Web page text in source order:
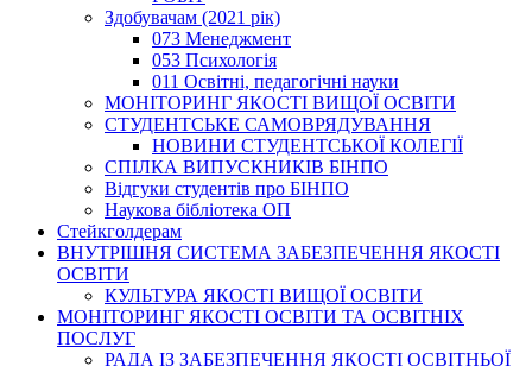
Здобувачам (2021 рік)
073 Менеджмент
053 Психологія
011 Освітні, педагогічні науки
МОНІТОРИНГ ЯКОСТІ ВИЩОЇ ОСВІТИ
СТУДЕНТСЬКЕ САМОВРЯДУВАННЯ
НОВИНИ СТУДЕНТСЬКОЇ КОЛЕГІЇ
СПІЛКА ВИПУСКНИКІВ БІНПО
Відгуки студентів про БІНПО
Наукова бібліотека ОП
Стейкголдерам
ВНУТРІШНЯ СИСТЕМА ЗАБЕЗПЕЧЕННЯ ЯКОСТІ
ОСВІТИ
КУЛЬТУРА ЯКОСТІ ВИЩОЇ ОСВІТИ
МОНІТОРИНГ ЯКОСТІ ОСВІТИ ТА ОСВІТНІХ
ПОСЛУГ
РАДА ІЗ ЗАБЕЗПЕЧЕННЯ ЯКОСТІ ОСВІТНЬОЇ